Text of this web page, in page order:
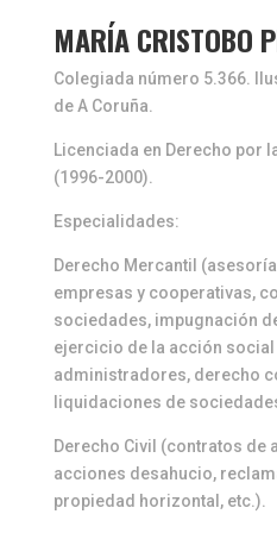
MARÍA CRISTOBO
Colegiada número 5.366.
de A Coruña.
Licenciada en Derecho por
(1996-2000).
Especialidades:
Derecho Mercantil
empresas y cooperativas,
sociedades, impugnación
ejercicio de la acción
administradores, derecho
liquidaciones de
Derecho Civil (contratos
acciones desahucio,
propiedad horizontal, etc.).